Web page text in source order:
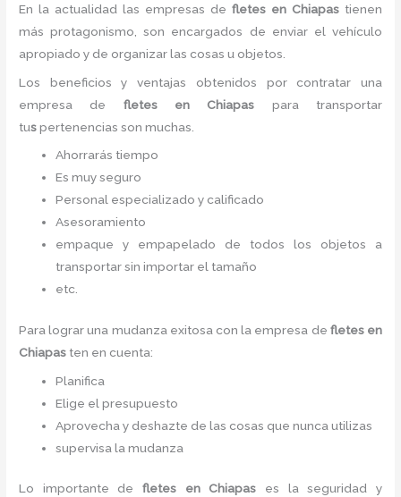
En la actualidad las empresas de fletes en Chiapas tienen
más protagonismo, son encargados de enviar el vehículo
apropiado y de organizar las cosas u objetos.
Los beneficios y ventajas obtenidos por contratar una
empresa de fletesen Chiapas para transportar
tuspertenencias son muchas.
Ahorrarás tiempo
Es muy seguro
Personal especializado y calificado
Asesoramiento
empaque y empapelado de todos los objetos a
transportar sin importar el tamaño
etc.
Para lograr una mudanza exitosa con la empresa de fletesen
Chiapas ten en cuenta:
Planifica
Elige el presupuesto
Aprovecha y deshazte de las cosas que nunca utilizas
supervisa la mudanza
Lo importante defletes en Chiapas es la seguridad y